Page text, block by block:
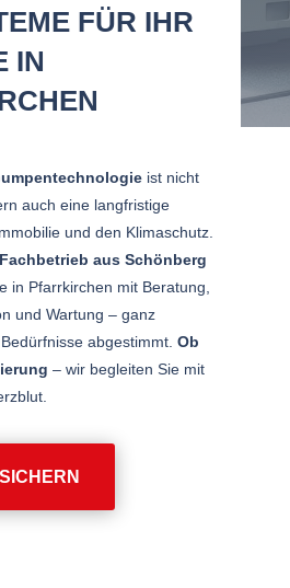
FÜR IHR
IN
ist nicht
auch eine langfristige
und den Klimaschutz.
aus Schönberg
in Pfarrkirchen mit Beratung,
und Wartung – ganz
abgestimmt. Ob
– wir begleiten Sie mit